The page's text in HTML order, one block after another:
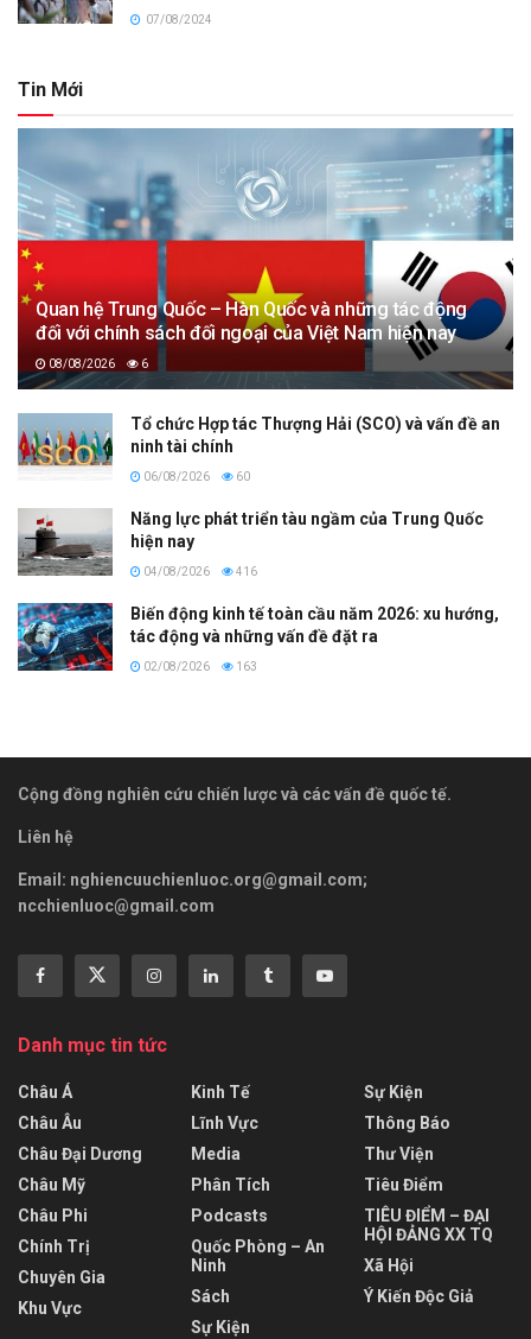
07/08/2024
Tin Mới
Quan hệ Trung Quốc – Hàn Quốc và những tác động
đối với chính sách đối ngoại của Việt Nam hiện nay
08/08/2026 6
Tổ chức Hợp tác Thượng Hải (SCO) và vấn đề an
ninh tài chính
06/08/2026 60
Năng lực phát triển tàu ngầm của Trung Quốc
hiện nay
04/08/2026 416
Biến động kinh tế toàn cầu năm 2026: xu hướng,
tác động và những vấn đề đặt ra
02/08/2026 163
Cộng đồng nghiên cứu chiến lược và các vấn đề quốc tế.
Liên hệ
Email: nghiencuuchienluoc.org@gmail.com;
ncchienluoc@gmail.com
Danh mục tin tức
Châu Á
Châu Âu
Châu Đại Dương
Châu Mỹ
Châu Phi
Chính Trị
Chuyên Gia
Khu Vực
Kinh Tế
Lĩnh Vực
Media
Phân Tích
Podcasts
Quốc Phòng – An
Ninh
Sách
Sự Kiện
Sự Kiện
Thông Báo
Thư Viện
Tiêu Điểm
TIÊU ĐIỂM – ĐẠI
HỘI ĐẢNG XX TQ
Xã Hội
Ý Kiến Độc Giả